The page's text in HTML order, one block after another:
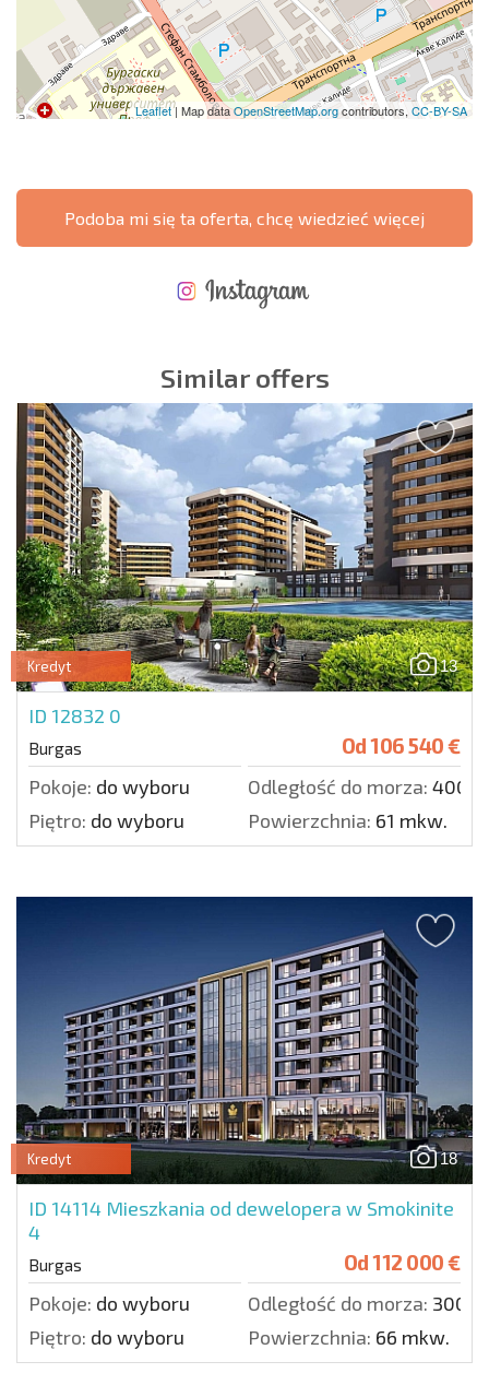
Leaflet| Map dataOpenStreetMap.orgcontributors, CC-BY-SA
Podoba mi się ta oferta, chcę wiedzieć więcej
Similar offers
13
Kredyt
ID 12832 0
Burgas Od106 540 €
Pokoje: do wyboru Odległość do morza: 4000
Piętro: do wyboru Powierzchnia: 61 mkw.
18
Kredyt
ID 14114 Mieszkania od dewelopera w Smokinite
4
Burgas Od112 000 €
Pokoje: do wyboru Odległość do morza: 3000
Piętro: do wyboru Powierzchnia: 66 mkw.